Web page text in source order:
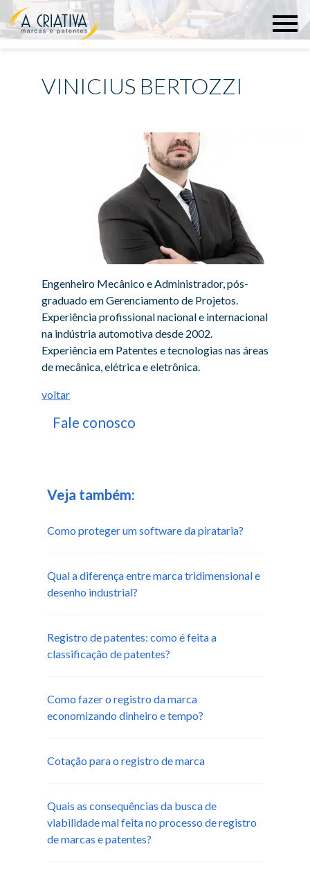
VINICIUS BERTOZZI
Engenheiro Mecânico e Administrador, pós-
graduado em Gerenciamento de Projetos.
Experiência profissional nacional e internacional
na indústria automotiva desde 2002.
Experiência em Patentes e tecnologias nas áreas
de mecânica, elétrica e eletrônica.
voltar
Fale conosco
Veja também:
Como proteger um software da pirataria?
Qual a diferença entre marca tridimensional e
desenho industrial?
Registro de patentes: como é feita a
classificação de patentes?
Como fazer o registro da marca
economizando dinheiro e tempo?
Cotação para o registro de marca
Quais as consequências da busca de
viabilidade mal feita no processo de registro
de marcas e patentes?